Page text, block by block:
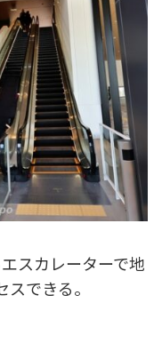
スカレーターで地
できる。